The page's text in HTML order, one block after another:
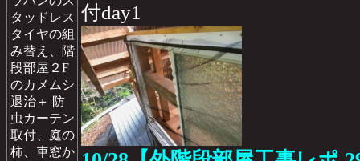
タッドレス
タイヤの組
み替え、階
段部屋２F
のカメムシ
退治＋ 防
虫カーテン
取付、庭の
柿、車窓か
付day1